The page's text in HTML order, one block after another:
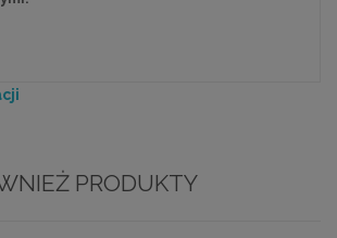
PRODUKTY